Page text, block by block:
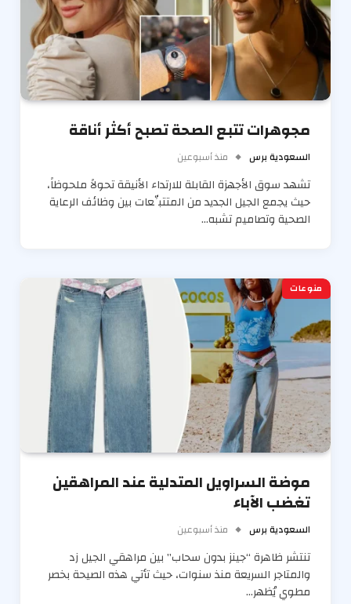
مجوهرات تتبع الصحة تصبح أكثر أناقة
السعودية برس منذ أسبوعين
تشهد سوق الأجهزة القابلة للارتداء الأنيقة تحولاً ملحوظاً،
حيث يجمع الجيل الجديد من المتتبِّعات بين وظائف الرعاية
الصحية وتصاميم تشبه…
منوعات
موضة السراويل المتدلية عند المراهقين
تغضب الآباء
السعودية برس منذ أسبوعين
تنتشر ظاهرة “جينز بدون سحاب” بين مراهقي الجيل زد
والمتاجر السريعة منذ سنوات، حيث تأتي هذه الصيحة بخصر
مطوي يُظهر…